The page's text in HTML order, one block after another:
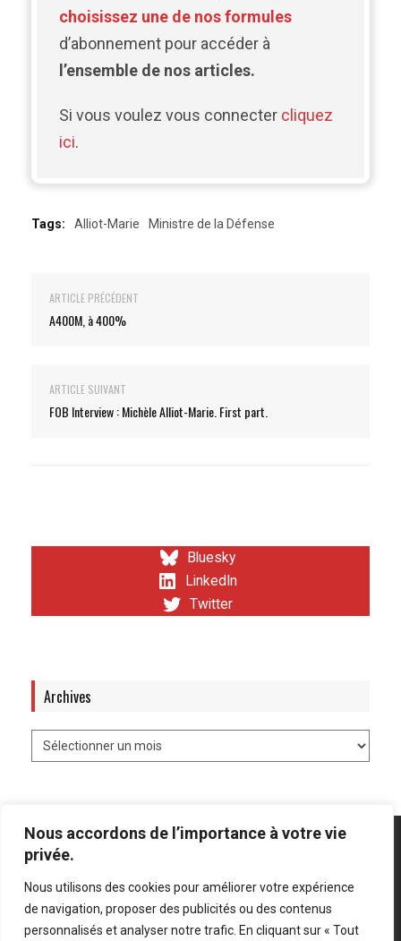
Nous accordons de l’importance à votre vie
privée.
Nous utilisons des cookies pour améliorer votre expérience
de navigation, proposer des publicités ou des contenus
personnalisés et analyser notre trafic. En cliquant sur « Tout
choisissez une de nos formules
d’abonnement pour accéder à
l’ensemble de nos articles.
Si vous voulez vous connecter cliquez
ici.
Tags: Alliot-Marie Ministre de la Défense
ARTICLE PRÉCÉDENT
A400M, à 400%
ARTICLE SUIVANT
FOB Interview : Michèle Alliot-Marie. First part.
Bluesky
LinkedIn
Twitter
Archives
Mentions légales Politique de confidentialité